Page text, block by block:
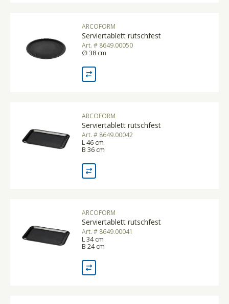
ARCOFORM
Serviertablett rutschfest
Art. # 8649.00050
∅ 38 cm
ARCOFORM
Serviertablett rutschfest
Art. # 8649.00042
L 46 cm
B 36 cm
ARCOFORM
Serviertablett rutschfest
Art. # 8649.00041
L 34 cm
B 24 cm